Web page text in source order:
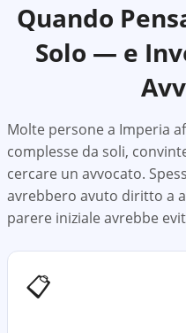
Quando
Solo — e
Molte persone a Imperia
complesse da soli,
cercare un avvocato.
avrebbero avuto diritto a
parere iniziale avrebbe
📋